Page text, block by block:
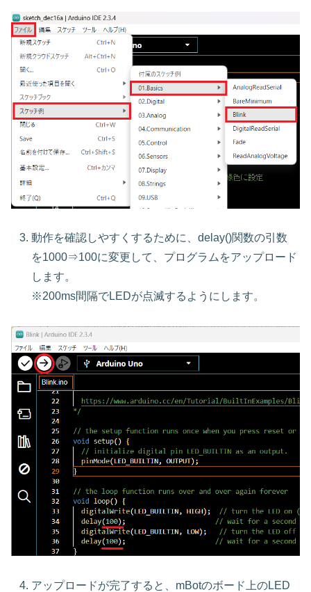
動作を確認しやすくするために、delay()関数の引数
を1000⇒100に変更して、プログラムをアップロード
します。
※200ms間隔でLEDが点滅するようにします。
アップロードが完了すると、mBotのボード上のLED